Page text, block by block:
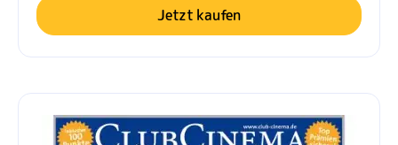
Jetzt kaufen